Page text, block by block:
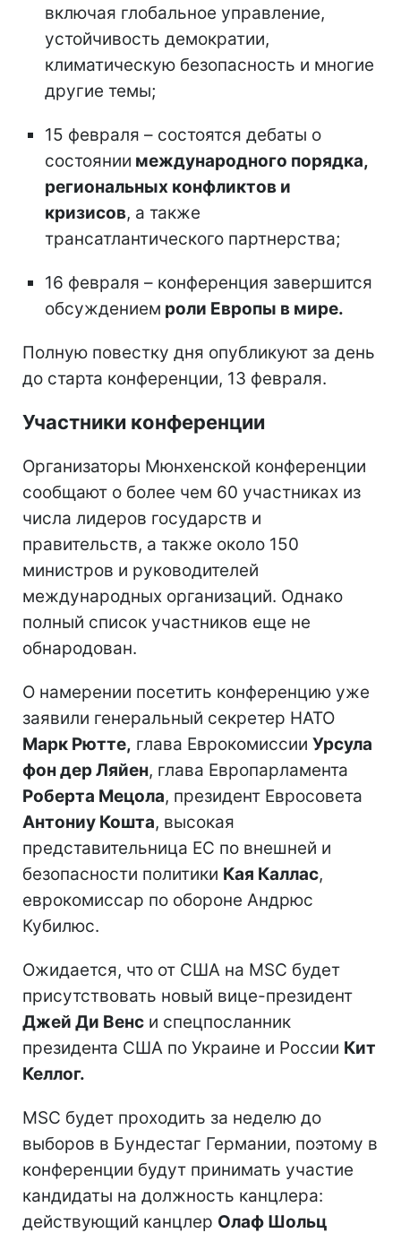
включая глобальное управление,
устойчивость демократии,
климатическую безопасность и многие
другие темы;
15 февраля – состоятся дебаты о
состоянии международного порядка,
региональных конфликтов и
кризисов, а также
трансатлантического партнерства;
16 февраля – конференция завершится
обсуждением роли Европы в мире.
Полную повестку дня опубликуют за день
до старта конференции, 13 февраля.
Участники конференции
Организаторы Мюнхенской конференции
сообщают о более чем 60 участниках из
числа лидеров государств и
правительств, а также около 150
министров и руководителей
международных организаций. Однако
полный список участников еще не
обнародован.
О намерении посетить конференцию уже
заявили генеральный секретер НАТО
Марк Рютте, глава Еврокомиссии Урсула
фон дер Ляйен, глава Европарламента
Роберта Мецола, президент Евросовета
Антониу Кошта, высокая
представительница ЕС по внешней и
безопасности политики Кая Каллас,
еврокомиссар по обороне Андрюс
Кубилюс.
Ожидается, что от США на MSC будет
присутствовать новый вице-президент
Джей Ди Венс и спецпосланник
президента США по Украине и России Кит
Келлог.
MSC будет проходить за неделю до
выборов в Бундестаг Германии, поэтому в
конференции будут принимать участие
кандидаты на должность канцлера:
действующий канцлер Олаф Шольц